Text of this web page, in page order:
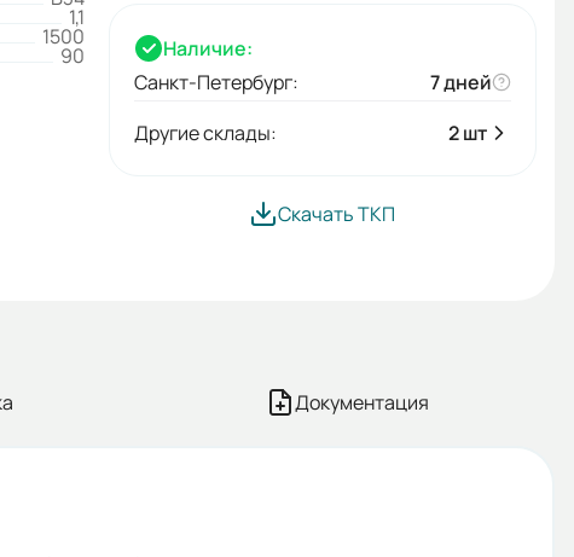
1,1
1500
90
Наличие:
Санкт-Петербург:
7 дней
Другие склады:
2 шт
Скачать ТКП
Документация